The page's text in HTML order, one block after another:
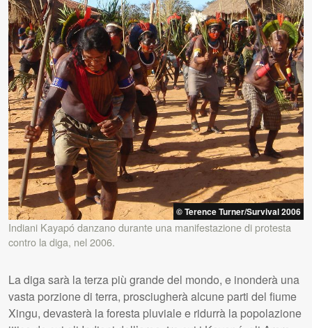
© Terence Turner/Survival 2006
Indiani Kayapó danzano durante una manifestazione di protesta
contro la diga, nel 2006.
La diga sarà la terza più grande del mondo, e inonderà una
vasta porzione di terra, prosciugherà alcune parti del fiume
Xingu, devasterà la foresta pluviale e ridurrà la popolazione